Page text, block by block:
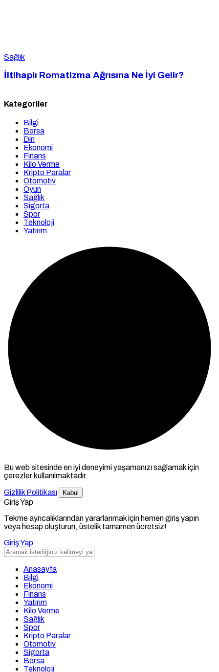
Sağlık
İltihaplı Romatizma Ağrısına Ne İyi Gelir?
Kategoriler
Bilgi
Borsa
Din
Ekonomi
Finans
Kilo Verme
Kripto Paralar
Otomotiv
Oyun
Sağlık
Sigorta
Spor
Teknoloji
Yatırım
Bu web sitesinde en iyi deneyimi yaşamanızı sağlamak için
çerezler kullanılmaktadır.
Gizlilik Politikası
Kabul
Giriş Yap
Tekme ayrıcalıklarından yararlanmak için hemen giriş yapın
veya hesap oluşturun, üstelik tamamen ücretsiz!
Giriş Yap
Anasayfa
Bilgi
Ekonomi
Finans
Yatırım
Kilo Verme
Sağlık
Spor
Kripto Paralar
Otomotiv
Sigorta
Borsa
Teknoloji